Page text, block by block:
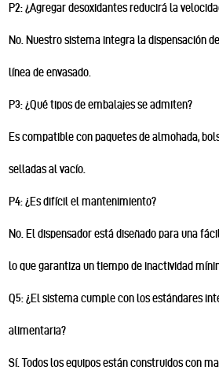
P2: ¿Agregar desoxidantes reducirá la
No. Nuestro sistema integra la dispensación
línea de envasado.
P3: ¿Qué tipos de embalajes se admiten?
Es compatible con paquetes de almohada,
selladas al vacío.
P4: ¿Es difícil el mantenimiento?
No. El dispensador está diseñado para una
lo que garantiza un tiempo de inactividad
Q5: ¿El sistema cumple con los estándares
alimentaria?
Sí. Todos los equipos están construidos con